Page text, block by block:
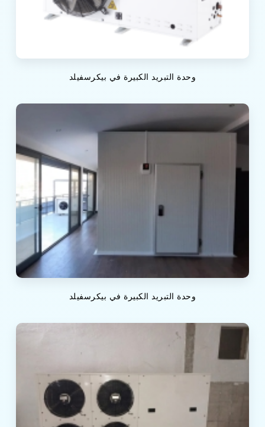
وحدة التبريد الكبيرة في بيكرسفيلد
وحدة التبريد الكبيرة في بيكرسفيلد